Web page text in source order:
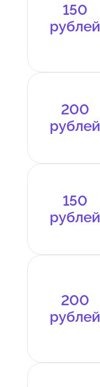
150
рублей
200
рублей
150
рублей
200
рублей